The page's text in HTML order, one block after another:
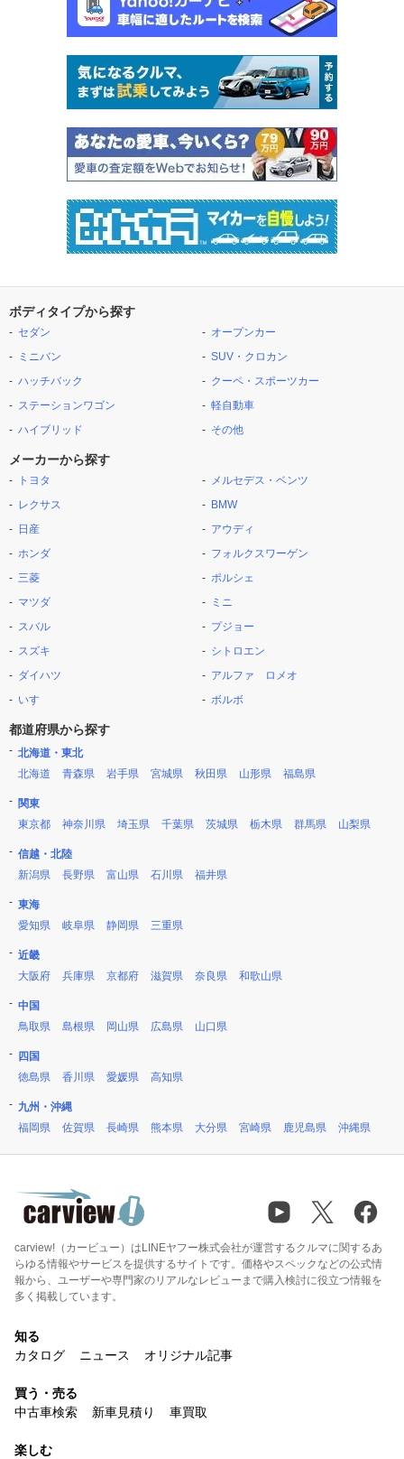
ボディタイプから探す
セダン
ミニバン
ハッチバック
ステーションワゴン
ハイブリッド
オープンカー
SUV・クロカン
クーペ・スポーツカー
軽自動車
その他
メーカーから探す
トヨタ
レクサス
日産
ホンダ
三菱
マツダ
スバル
スズキ
ダイハツ
いすゞ
メルセデス・ベンツ
BMW
アウディ
フォルクスワーゲン
ポルシェ
ミニ
プジョー
シトロエン
アルファ ロメオ
ボルボ
都道府県から探す
北海道・東北
北海道
青森県 岩手県 宮城県 秋田県 山形県 福島県
関東
東京都
神奈川県 埼玉県 千葉県 茨城県 栃木県 群馬県 山梨県
信越・北陸
新潟県
長野県 富山県 石川県 福井県
東海
愛知県
岐阜県 静岡県 三重県
近畿
大阪府
兵庫県 京都府 滋賀県 奈良県 和歌山県
中国
鳥取県
島根県 岡山県 広島県 山口県
四国
徳島県
香川県 愛媛県 高知県
九州・沖縄
福岡県
佐賀県 長崎県 熊本県 大分県 宮崎県 鹿児島県 沖縄県
carview!（カービュー）はLINEヤフー株式会社が運営するクルマに関するあ
らゆる情報やサービスを提供するサイトです。価格やスペックなどの公式情
報から、ユーザーや専門家のリアルなレビューまで購入検討に役立つ情報を
多く掲載しています。
知る
カタログ
ニュース オリジナル記事
買う・売る
中古車検索
新車見積り 車買取
楽しむ